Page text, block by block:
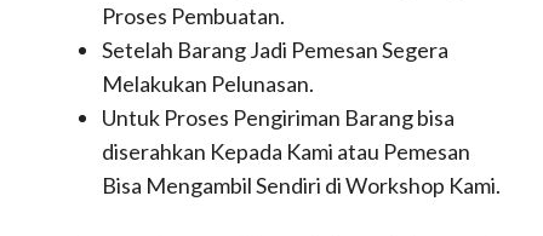
Proses Pembuatan.
Setelah Barang Jadi Pemesan Segera
Melakukan Pelunasan.
Untuk Proses Pengiriman Barang bisa
diserahkan Kepada Kami atau Pemesan
Bisa Mengambil Sendiri di Workshop Kami.